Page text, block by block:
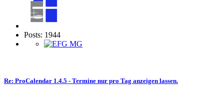
Posts: 1944
Re: ProCalendar 1.4.5 - Termine nur pro Tag anzeigen lassen.